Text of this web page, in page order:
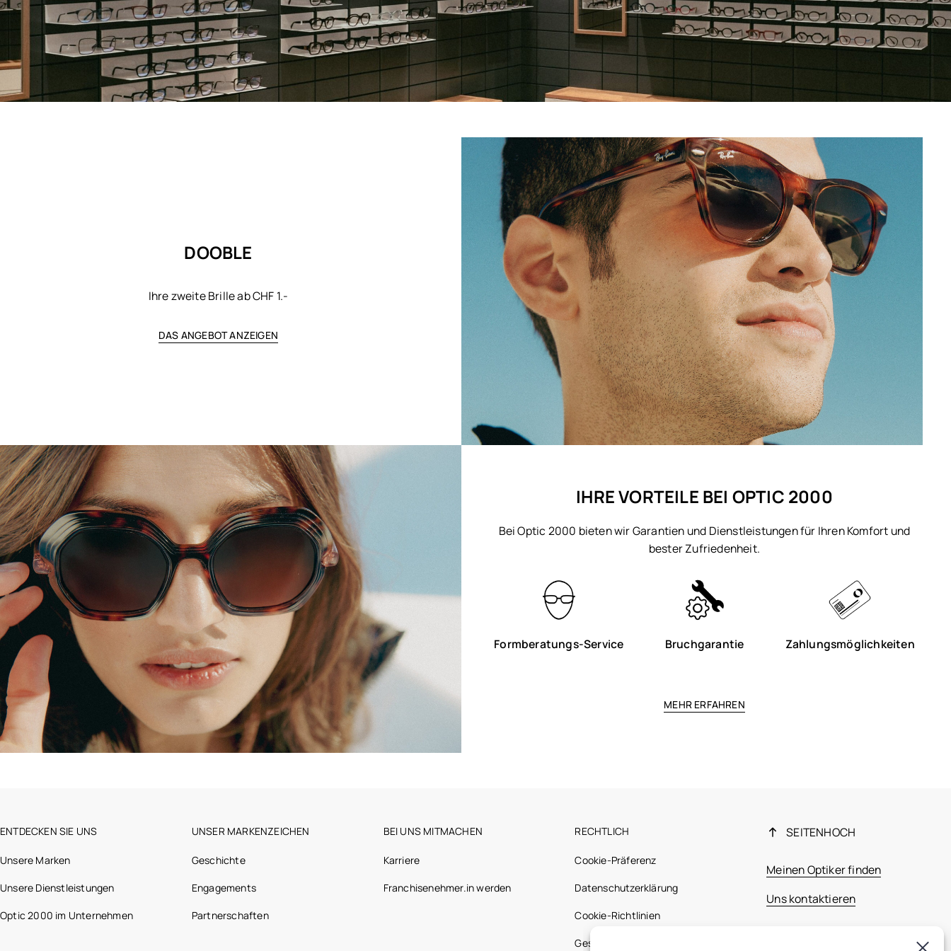
DOOBLE
Ihre zweite Brille ab CHF 1.-
DAS ANGEBOT ANZEIGEN
IHRE VORTEILE BEI OPTIC 2000
Bei Optic 2000 bieten wir Garantien und Dienstleistungen für Ihren Komfort und
bester Zufriedenheit.
Formberatungs-Service Bruchgarantie Zahlungsmöglichkeiten
MEHR ERFAHREN
ENTDECKEN SIE UNS
Unsere Marken
Unsere Dienstleistungen
Optic 2000 im Unternehmen
UNSER MARKENZEICHEN
Geschichte
Engagements
Partnerschaften
BEI UNS MITMACHEN
Karriere
Franchisenehmer.in werden
RECHTLICH
Cookie-Präferenz
Datenschutzerklärung
Cookie-Richtlinien
Gesetzliche Bestimmungen
SEITENHOCH
Meinen Optiker finden
Uns kontaktieren